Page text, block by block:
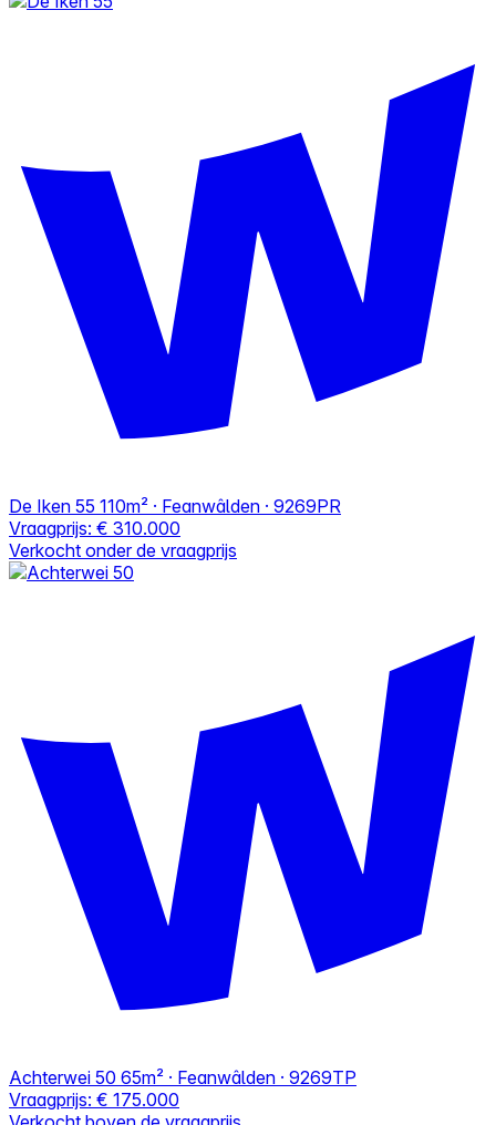
De Iken 55 110m² · Feanwâlden · 9269PR
Vraagprijs: € 310.000
Verkocht onder de vraagprijs
Achterwei 50 65m² · Feanwâlden · 9269TP
Vraagprijs: € 175.000